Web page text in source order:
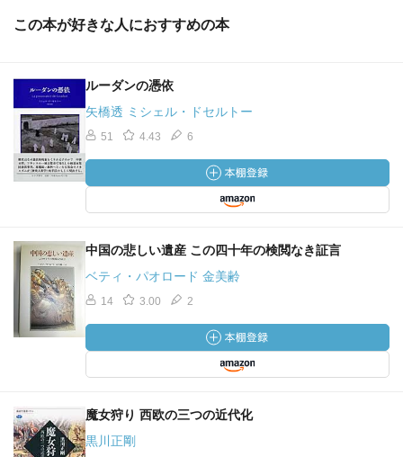
この本が好きな人におすすめの本
ルーダンの憑依
矢橋透 ミシェル・ドセルトー
51 4.43 6
中国の悲しい遺産 この四十年の検閲なき証言
ベティ・パオロード 金美齢
14 3.00 2
魔女狩り 西欧の三つの近代化
黒川正剛